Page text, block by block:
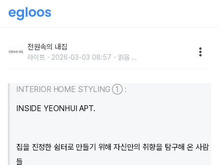
델링 전원속의 내집
라이프 2026-03-03 08:57 읽음 ...
INTERIOR HOME STYLING ① :
INSIDE YEONHUI APT.
집을 진정한 쉼터로 만들기 위해 자신만의 취향을 탐구해 온 사람
들